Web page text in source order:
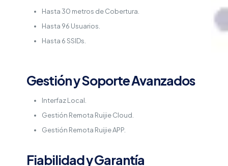
Hasta 30 metros de Cobertura.
Hasta 96 Usuarios.
Hasta 6 SSIDs.
Gestión y Soporte Avanzados
Interfaz Local.
Gestión Remota Ruijie Cloud.
Gestión Remota Ruijie APP.
Fiabilidad y Garantía